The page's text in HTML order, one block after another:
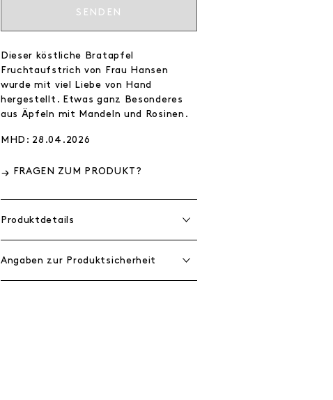
SENDEN
Dieser köstliche Bratapfel
Fruchtaufstrich von Frau Hansen
wurde mit viel Liebe von Hand
hergestellt. Etwas ganz Besonderes
aus Äpfeln mit Mandeln und Rosinen.
MHD: 28.04.2026
FRAGEN ZUM PRODUKT?
Produktdetails
Angaben zur Produktsicherheit